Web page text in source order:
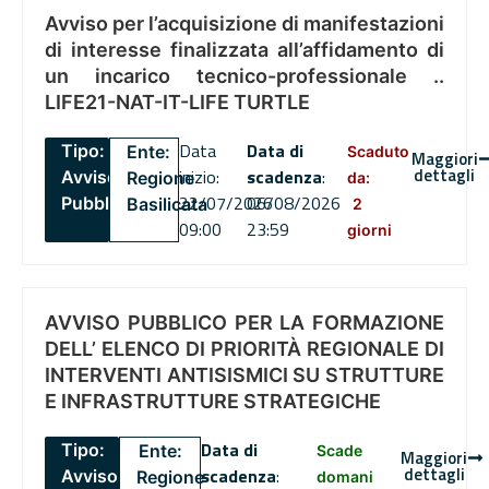
Avviso per l’acquisizione di manifestazioni
di interesse finalizzata all’affidamento di
un incarico tecnico-professionale ..
LIFE21-NAT-IT-LIFE TURTLE
Tipo:
Avviso
Pubblico
Ente:
Regione
Basilicata
Data
inizio:
22/07/2026
09:00
Data di
scadenza:
06/08/2026
23:59
Scaduto
da:
2
giorni
Maggiori
dettagli
AVVISO PUBBLICO PER LA FORMAZIONE
DELL’ ELENCO DI PRIORITÀ REGIONALE DI
INTERVENTI ANTISISMICI SU STRUTTURE
E INFRASTRUTTURE STRATEGICHE
Tipo:
Avviso
Ente:
Regione
Data di
scadenza:
Scade
domani
Maggiori
dettagli